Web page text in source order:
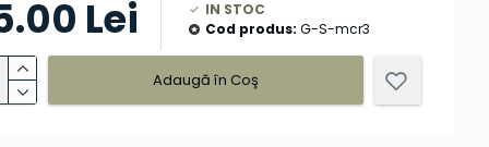
Lei
IN STOC
Cod produs: G-S-mcr3
Adaugă în Coş